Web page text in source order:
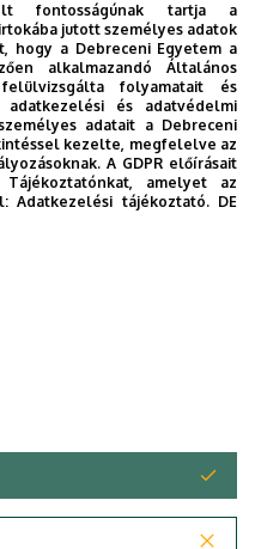
fontosságúnak tartja a
jutott személyes adatok
hogy a Debreceni Egyetem a
alkalmazandó Általános
folyamatait és
és adatvédelmi
adatait a Debreceni
kezelte, megfelelve az
A GDPR előírásait
amelyet az
Adatkezelési tájékoztató. DE